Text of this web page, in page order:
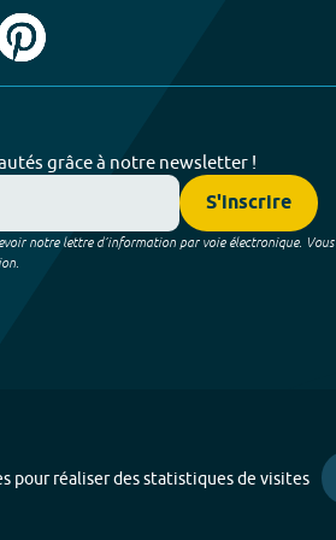
grâce à notre newsletter !
S'inscrire
notre lettre d’information par voie électronique.
pour réaliser des statistiques de visites